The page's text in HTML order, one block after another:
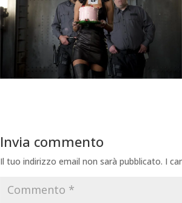
Invia commento
Il tuo indirizzo email non sarà pubblicato. I